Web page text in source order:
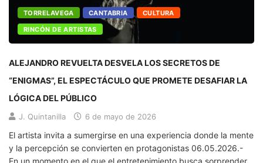
TORRELAVEGA CANTABRIA
CULTURA
RINCÓN DE ARTISTAS
ALEJANDRO REVUELTA DESVELA LOS SECRETOS DE
“ENIGMAS”, EL ESPECTÁCULO QUE PROMETE DESAFIAR LA
LÓGICA DEL PÚBLICO
J. Quintanilla 6 de mayo de 2026
El artista invita a sumergirse en una experiencia donde la mente
y la percepción se convierten en protagonistas 06.05.2026.-